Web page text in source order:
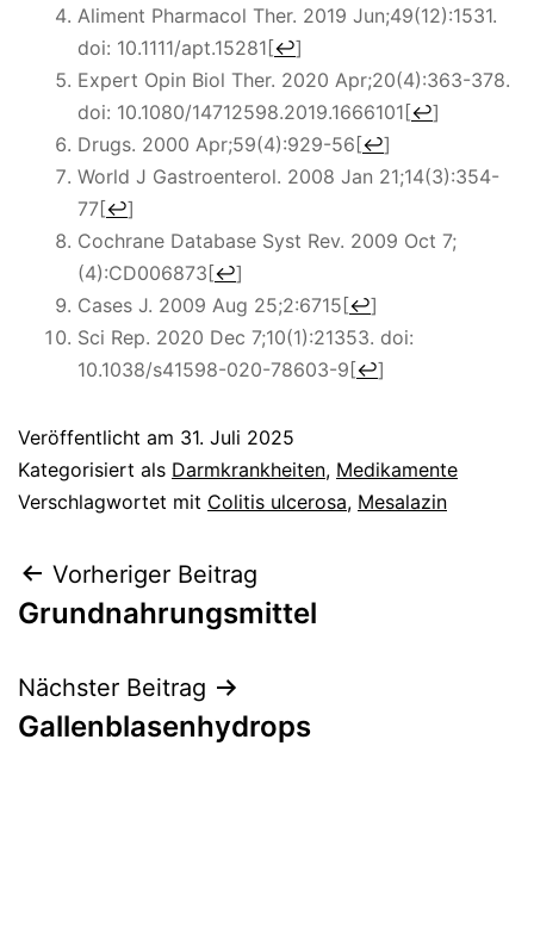
Aliment Pharmacol Ther. 2019 Jun;49(12):1531.
doi: 10.1111/apt.15281[↩]
Expert Opin Biol Ther. 2020 Apr;20(4):363-378.
doi: 10.1080/14712598.2019.1666101[↩]
Drugs. 2000 Apr;59(4):929-56[↩]
World J Gastroenterol. 2008 Jan 21;14(3):354-
77[↩]
Cochrane Database Syst Rev. 2009 Oct 7;
(4):CD006873[↩]
Cases J. 2009 Aug 25;2:6715[↩]
Sci Rep. 2020 Dec 7;10(1):21353. doi:
10.1038/s41598-020-78603-9[↩]
Veröffentlicht am 31. Juli 2025
Kategorisiert als Darmkrankheiten, Medikamente
Verschlagwortet mit Colitis ulcerosa, Mesalazin
Beitragsnavigation
Vorheriger Beitrag
Grundnahrungsmittel
Nächster Beitrag
Gallenblasenhydrops